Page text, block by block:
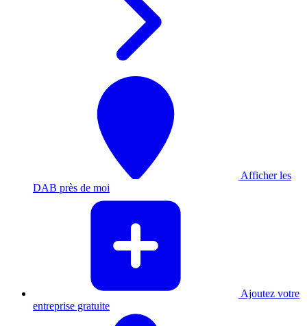
Afficher les
DAB près de moi
Ajoutez votre
entreprise gratuite